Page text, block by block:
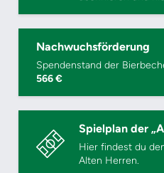
Nachwuchsförderung
Spendenstand der
566 €
Spielplan der
Hier findest du
Alten Herren.